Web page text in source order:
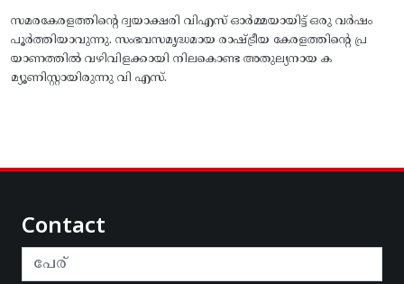
സമരകേരളത്തിൻ്റെ ദ്വയാക്ഷരി വിഎസ് ഓർമ്മയായിട്ട് ഒരു വർഷം
പൂർത്തിയാവുന്നു. സംഭവസമൃദ്ധമായ രാഷ്ട്രീയ കേരളത്തിന്റെ പ്ര
യാണത്തിൽ വഴിവിളക്കായി നിലകൊണ്ട അതുല്യനായ ക
മ്യൂണിസ്റ്റായിരുന്നു വി എസ്.
Contact